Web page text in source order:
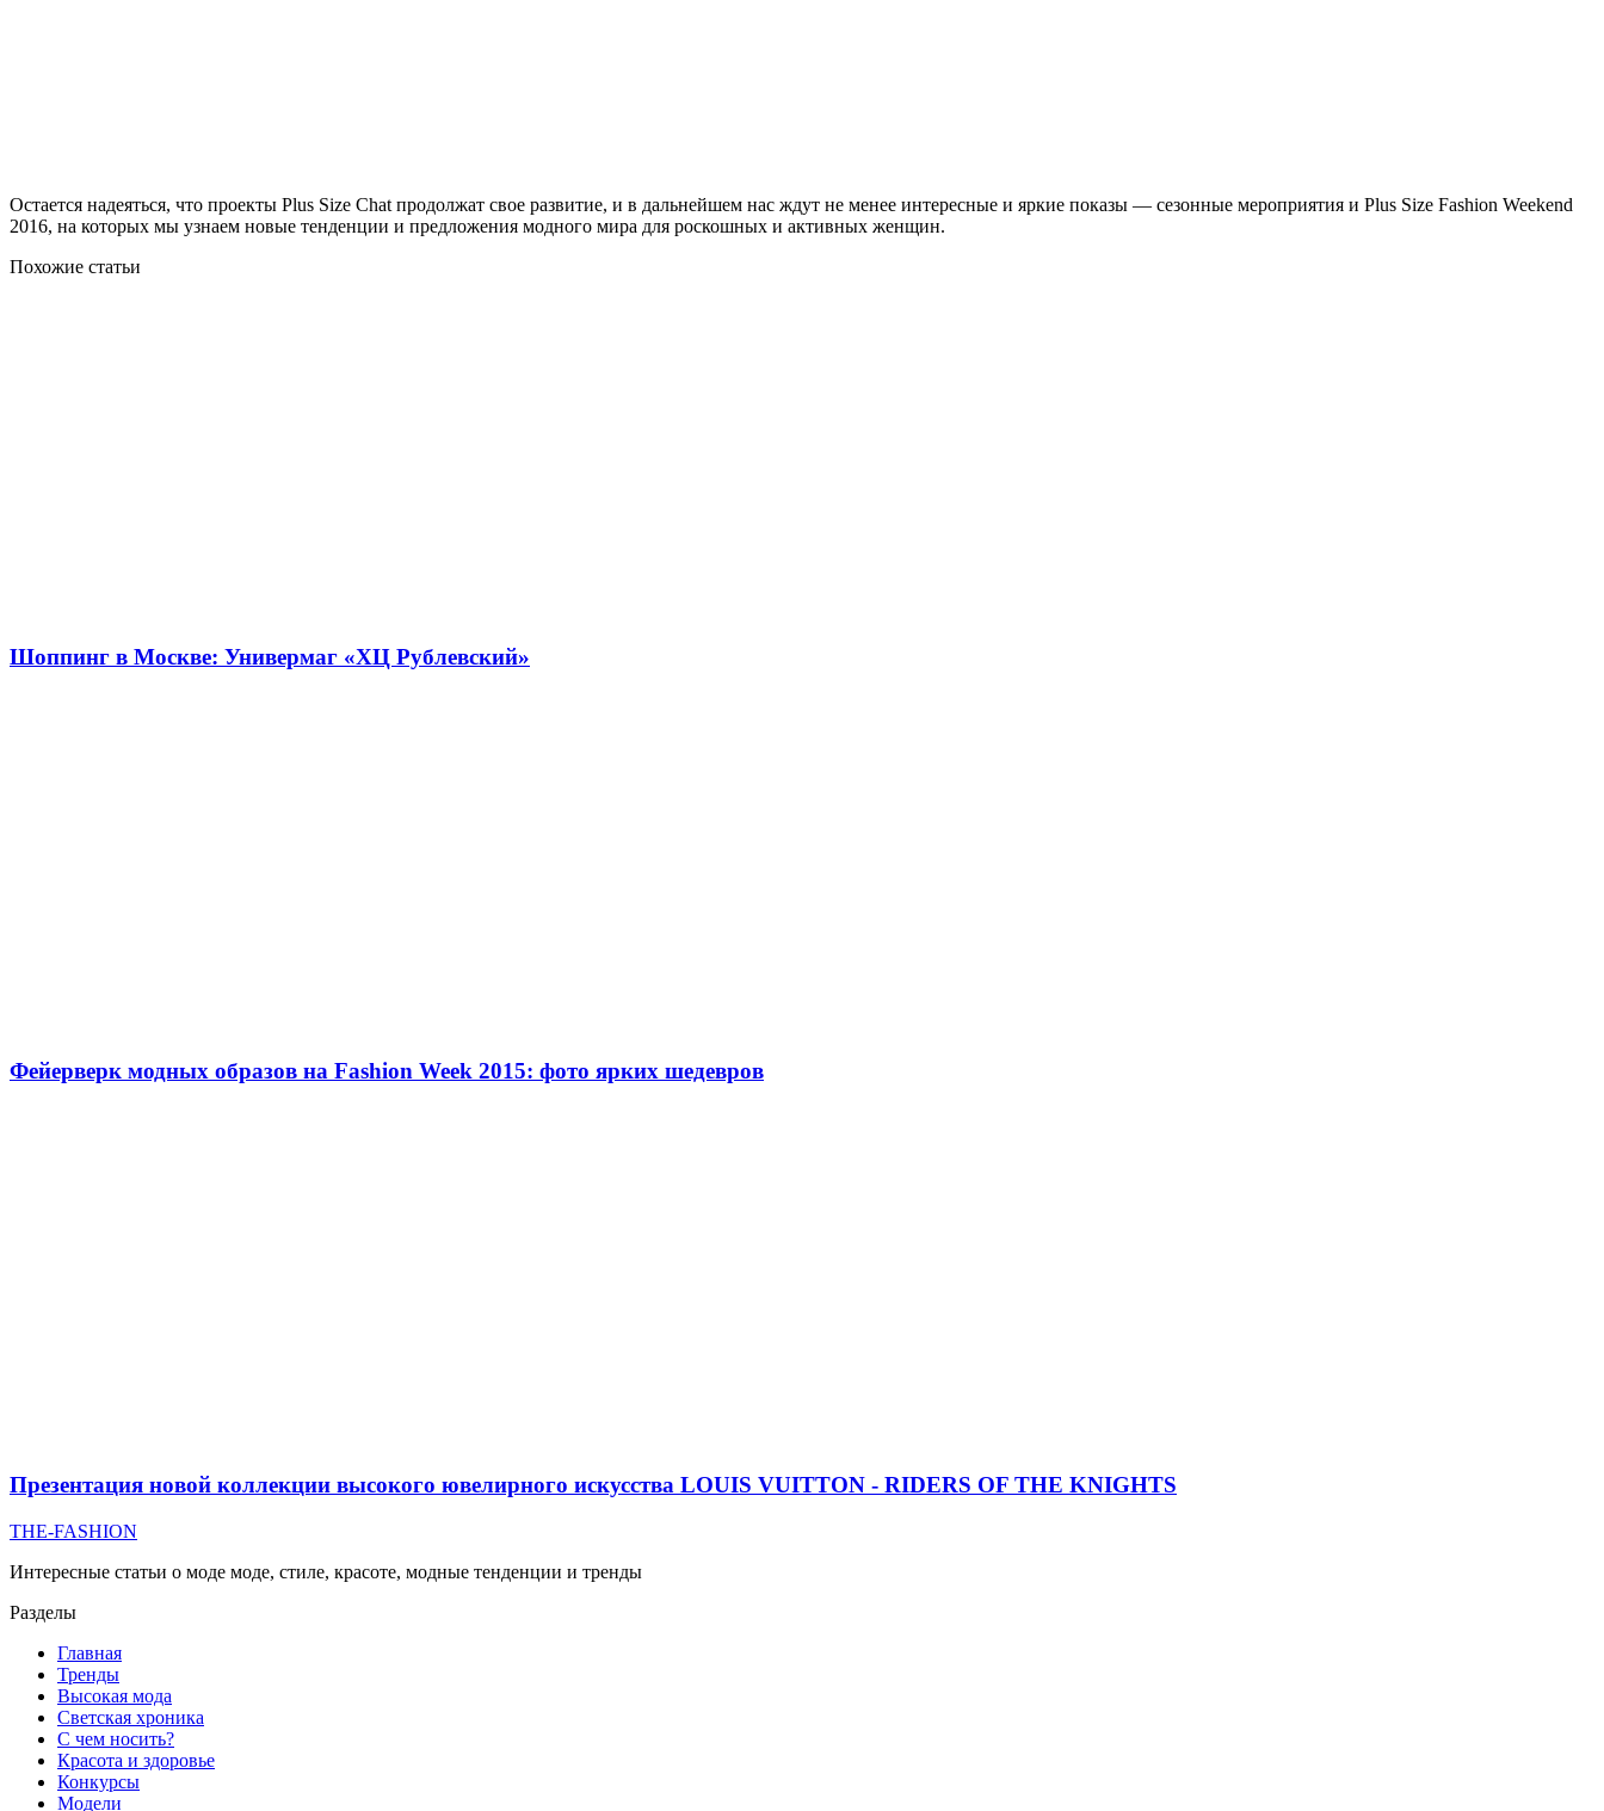
Остается надеяться, что проекты Plus Size Chat продолжат свое развитие, и в дальнейшем нас ждут не менее интересные и яркие показы — сезонные мероприятия и Plus Size Fashion Weekend
2016, на которых мы узнаем новые тенденции и предложения модного мира для роскошных и активных женщин.
Похожие статьи
Шоппинг в Москве: Универмаг «ХЦ Рублевский»
Фейерверк модных образов на Fashion Week 2015: фото ярких шедевров
Презентация новой коллекции высокого ювелирного искусства LOUIS VUITTON - RIDERS OF THE KNIGHTS
THE-FASHION
Интересные статьи о моде моде, стиле, красоте, модные тенденции и тренды
Разделы
Главная
Тренды
Высокая мода
Светская хроника
С чем носить?
Красота и здоровье
Конкурсы
Модели